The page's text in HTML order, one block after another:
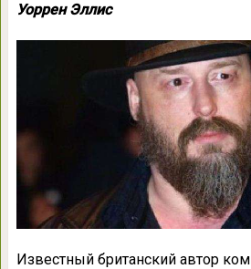
Уоррен Эллис
Известный британский автор